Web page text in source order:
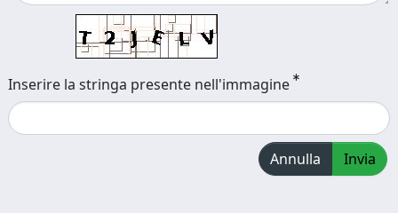
Inserire la stringa presente nell'immagine
Annulla Invia